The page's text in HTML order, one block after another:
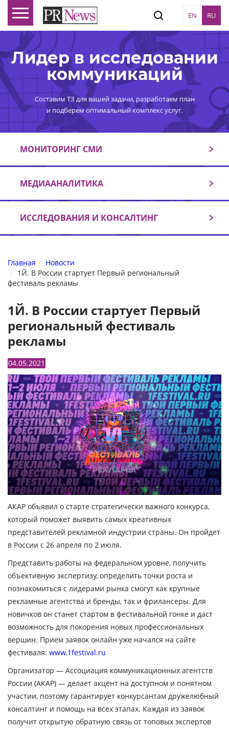
EN RU
Лидер в исследовании
коммуникаций
Составим ТЗ для вашей задачи, разработаем план
и подберем оптимальный комплекс услуг.
МОНИТОРИНГ СМИ
МЕДИААНАЛИТИКА
ИССЛЕДОВАНИЯ И КОНСАЛТИНГ
Главная
Новости
1Й. В России стартует Первый региональный
фестиваль рекламы
1Й. В России стартует Первый
региональный фестиваль
рекламы
04.05.2021
АКАР объявил о старте стратегически важного конкурса,
который поможет выявить самых креативных
представителей рекламной индустрии страны. Он пройдет
в России с 26 апреля по 2 июля.
Представить работы на федеральном уровне, получить
объективную экспертизу, определить точки роста и
познакомиться с лидерами рынка смогут как крупные
рекламные агентства и бренды, так и фрилансеры. Для
новичков он станет стартом в фестивальной гонке и даст
возможность для покорения новых профессиональных
вершин. Прием заявок онлайн уже начался на сайте
фестиваля: www.1festival.ru
Организатор — Ассоциация коммуникационных агентств
России (АКАР) — делает акцент на доступном и понятном
участии, поэтому гарантирует конкурсантам дружелюбный
консалтинг и помощь на всех этапах. Каждая из заявок
получит открытую обратную связь от топовых экспертов